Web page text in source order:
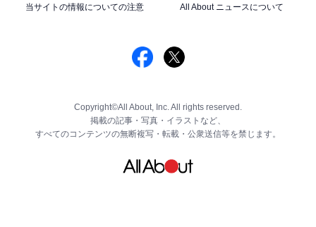
当サイトの情報についての注意
All About ニュースについて
Copyright©All About, Inc. All rights reserved.
掲載の記事・写真・イラストなど、
すべてのコンテンツの無断複写・転載・公衆送信等を禁じます。